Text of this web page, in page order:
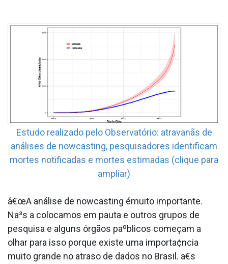
Estudo realizado pelo Observatório: atravanãs de
análises de nowcasting, pesquisadores identificam
mortes notificadas e mortes estimadas (clique para
ampliar)
â€œA análise de nowcasting émuito importante.
Na³s a colocamos em pauta e outros grupos de
pesquisa e alguns órgãos paºblicos começam a
olhar para isso porque existe uma importa¢ncia
muito grande no atraso de dados no Brasil. a€s